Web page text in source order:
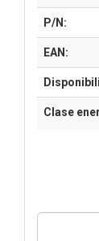
P/N:
EAN:
Clase